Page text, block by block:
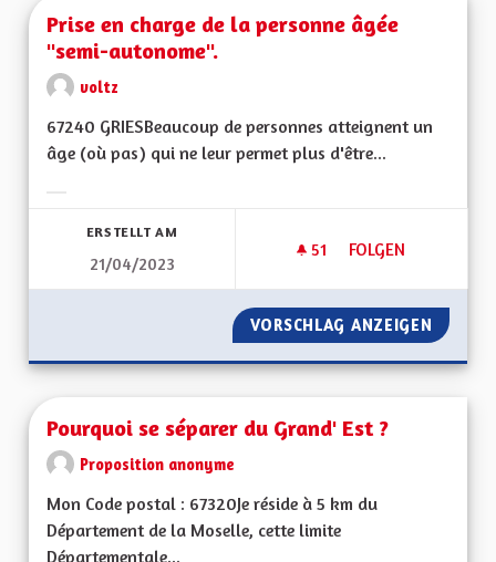
Prise en charge de la personne âgée
"semi-autonome".
voltz
67240 GRIESBeaucoup de personnes atteignent un
âge (où pas) qui ne leur permet plus d'être...
ERSTELLT AM
21/04/2023
51 51 FOLLOWER
FOLGEN
VORSCHLAG ANZEIGEN PRISE
Pourquoi se séparer du Grand' Est ?
Proposition anonyme
Mon Code postal : 67320Je réside à 5 km du
Département de la Moselle, cette limite
Départementale...